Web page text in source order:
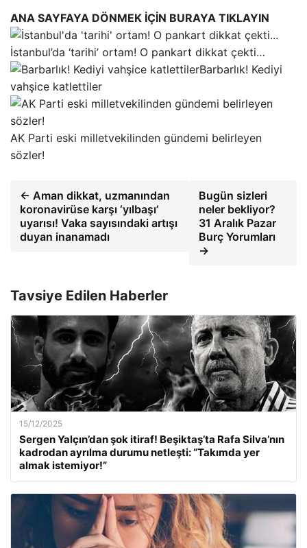
ANA SAYFAYA DÖNMEK İÇİN BURAYA TIKLAYIN
İstanbul’da ‘tarihi’ ortam! O pankart dikkat çekti…
Barbarlık! Kediyi
vahşice katlettiler
AK Parti eski milletvekilinden gündemi belirleyen
sözler!
← Aman dikkat, uzmanından
koronavirüse karşı ‘yılbaşı’
uyarısı! Vaka sayısındaki artışı
duyan inanamadı
Bugün sizleri
neler bekliyor?
31 Aralık Pazar
Burç Yorumları
→
Tavsiye Edilen Haberler
15/12/2025
Sergen Yalçın’dan şok itiraf! Beşiktaş’ta Rafa Silva’nın
kadrodan ayrılma durumu netleşti: “Takımda yer
almak istemiyor!”